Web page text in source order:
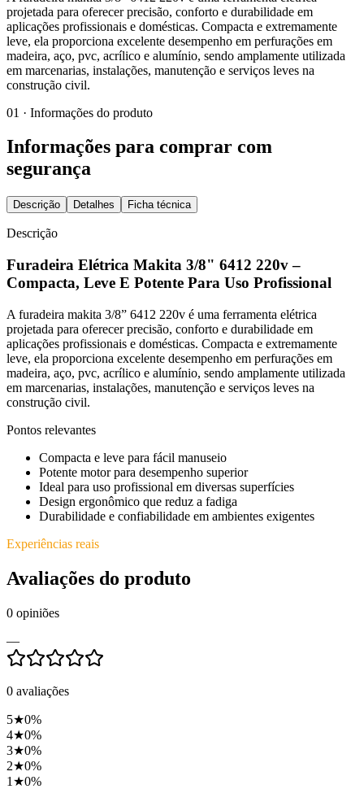
projetada para oferecer precisão, conforto e durabilidade em
aplicações profissionais e domésticas. Compacta e extremamente
leve, ela proporciona excelente desempenho em perfurações em
madeira, aço, pvc, acrílico e alumínio, sendo amplamente utilizada
em marcenarias, instalações, manutenção e serviços leves na
construção civil.
01 · Informações do produto
Informações para comprar com
segurança
Descrição Detalhes Ficha técnica
Descrição
Furadeira Elétrica Makita 3/8" 6412 220v –
Compacta, Leve E Potente Para Uso Profissional
A furadeira makita 3/8” 6412 220v é uma ferramenta elétrica
projetada para oferecer precisão, conforto e durabilidade em
aplicações profissionais e domésticas. Compacta e extremamente
leve, ela proporciona excelente desempenho em perfurações em
madeira, aço, pvc, acrílico e alumínio, sendo amplamente utilizada
em marcenarias, instalações, manutenção e serviços leves na
construção civil.
Pontos relevantes
Compacta e leve para fácil manuseio
Potente motor para desempenho superior
Ideal para uso profissional em diversas superfícies
Design ergonômico que reduz a fadiga
Durabilidade e confiabilidade em ambientes exigentes
Experiências reais
Avaliações do produto
0 opiniões
—
0 avaliações
5★0%
4★0%
3★0%
2★0%
1 ★0%